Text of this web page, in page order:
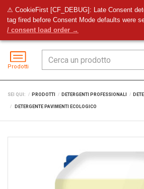
⚠ CookieFirst [CF_DEBUG]: Late Consent
tag fired before Consent Mode defaults were
/ consent load order →
Prodotti
SEI QUI: PRODOTTI DETERGENTI PROFESSIONALI
DETERGENTE PAVIMENTI ECOLOGICO